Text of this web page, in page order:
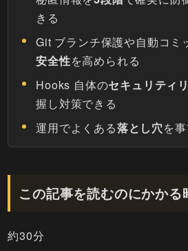
きる
Git ブランチ保護や自動コミ
安全性を高められる
Hooks 自体のセキュリティ
握し対策できる
運用でよくある落とし穴を
この記事を読むのにかかる
約30分